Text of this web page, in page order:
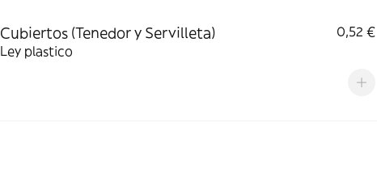
Cubiertos (Tenedor y Servilleta)
0,52 €
Ley plastico